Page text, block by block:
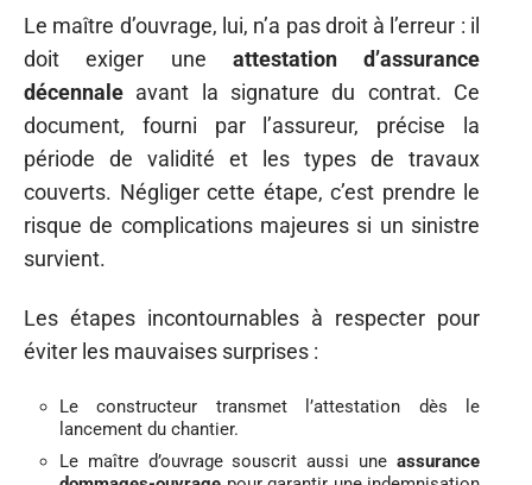
Le maître d’ouvrage, lui, n’a pas droit à l’erreur : il
doit exiger une attestation d’assurance
décennale avant la signature du contrat. Ce
document, fourni par l’assureur, précise la
période de validité et les types de travaux
couverts. Négliger cette étape, c’est prendre le
risque de complications majeures si un sinistre
survient.
Les étapes incontournables à respecter pour
éviter les mauvaises surprises :
Le constructeur transmet l’attestation dès le
lancement du chantier.
Le maître d’ouvrage souscrit aussi une assurance